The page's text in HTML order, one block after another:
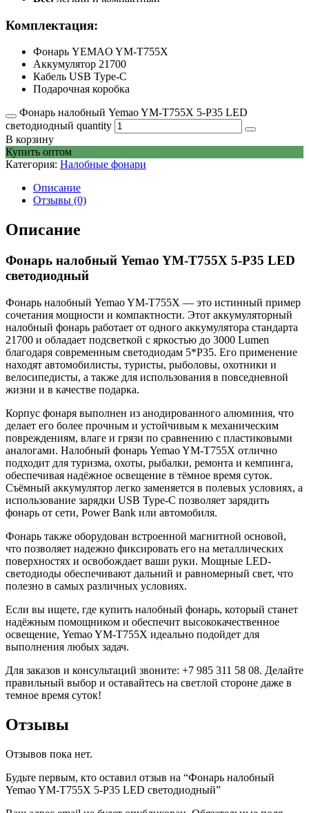
Комплектация:
Фонарь YEMAO YM-T755X
Аккумулятор 21700
Кабель USB Type-C
Подарочная коробка
Фонарь налобный Yemao YM-T755X 5-P35 LED
светодиодный quantity
В корзину
Купить оптом
Категория: Налобные фонари
Описание
Отзывы (0)
Описание
Фонарь налобный Yemao YM-T755X 5-P35 LED
светодиодный
Фонарь налобный Yemao YM-T755X — это истинный пример
сочетания мощности и компактности. Этот аккумуляторный
налобный фонарь работает от одного аккумулятора стандарта
21700 и обладает подсветкой с яркостью до 3000 Lumen
благодаря современным светодиодам 5*P35. Его применение
находят автомобилисты, туристы, рыболовы, охотники и
велосипедисты, а также для использования в повседневной
жизни и в качестве подарка.
Корпус фонаря выполнен из анодированного алюминия, что
делает его более прочным и устойчивым к механическим
повреждениям, влаге и грязи по сравнению с пластиковыми
аналогами. Налобный фонарь Yemao YM-T755X отлично
подходит для туризма, охоты, рыбалки, ремонта и кемпинга,
обеспечивая надёжное освещение в тёмное время суток.
Съёмный аккумулятор легко заменяется в полевых условиях, а
использование зарядки USB Type-C позволяет зарядить
фонарь от сети, Power Bank или автомобиля.
Фонарь также оборудован встроенной магнитной основой,
что позволяет надежно фиксировать его на металлических
поверхностях и освобождает ваши руки. Мощные LED-
светодиоды обеспечивают дальний и равномерный свет, что
полезно в самых различных условиях.
Если вы ищете, где купить налобный фонарь, который станет
надёжным помощником и обеспечит высококачественное
освещение, Yemao YM-T755X идеально подойдет для
выполнения любых задач.
Для заказов и консультаций звоните: +7 985 311 58 08. Делайте
правильный выбор и оставайтесь на светлой стороне даже в
темное время суток!
Отзывы
Отзывов пока нет.
Будьте первым, кто оставил отзыв на “Фонарь налобный
Yemao YM-T755X 5-P35 LED светодиодный”